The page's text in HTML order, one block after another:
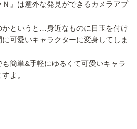
Ｎ』は意外な発見ができるカメラアプ
かというと…身近なものに目玉を付け
可愛いキャラクターに変身してしま
簡単&手軽にゆるくて可愛いキャラ
よ。